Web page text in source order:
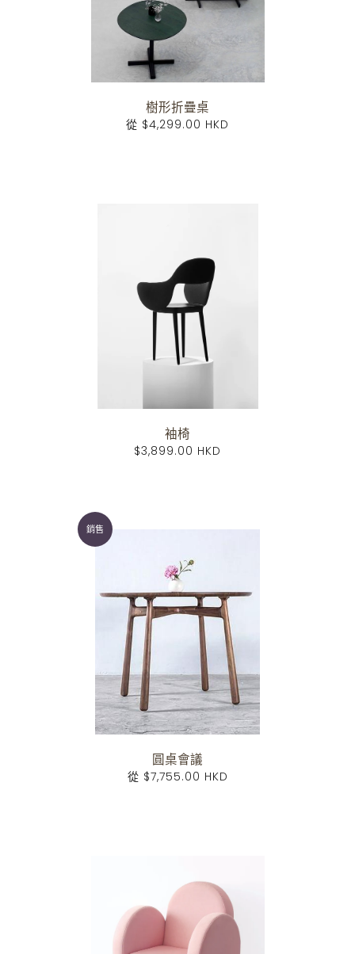
樹形折疊桌
從 $4,299.00 HKD
袖椅
$3,899.00 HKD
銷售
圓桌會議
從 $7,755.00 HKD